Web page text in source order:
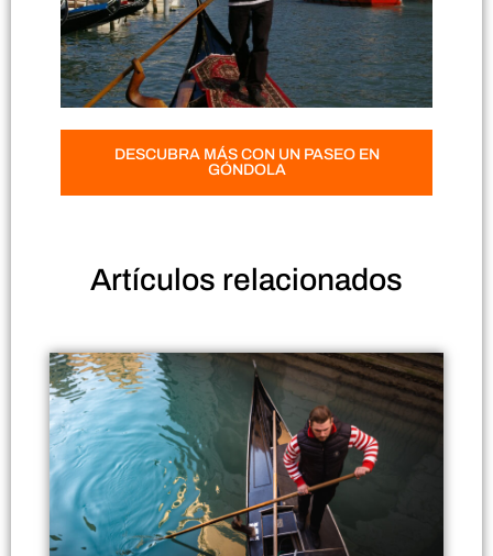
DESCUBRA MÁS CON UN PASEO EN
GÓNDOLA
Artículos relacionados